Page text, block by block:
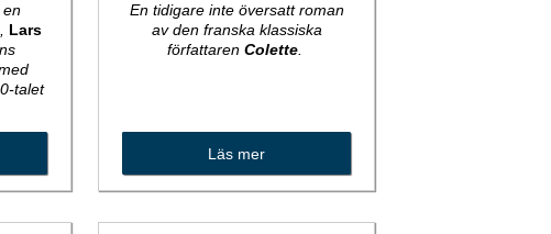
en
Lars
talet
En tidigare inte översatt roman
av den franska klassiska
författaren Colette.
Läs mer